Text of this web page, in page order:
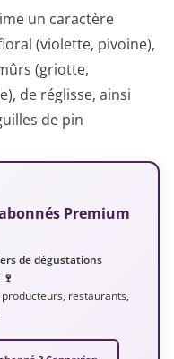
un caractère
(violette, pivoine),
(griotte,
de réglisse, ainsi
de pin
Premium
de dégustations
restaurants,